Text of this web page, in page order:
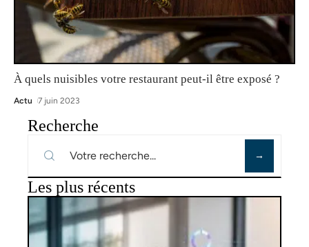
À quels nuisibles votre restaurant peut-il être exposé ?
Actu 7 juin 2023
Recherche
Les plus récents